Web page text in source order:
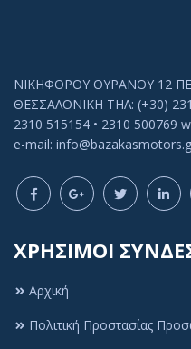
ΝΙΚΗΦΟΡΟΥ ΟΥΡΑΝΟΥ 12
ΘΕΣΣΑΛΟΝΙΚΗ ΤΗΛ: (+30)
2310 515154 • 2310 500769
e-mail:
ΧΡΗΣΙΜΟΙ
Αρχική
Πολιτική Προστασίας